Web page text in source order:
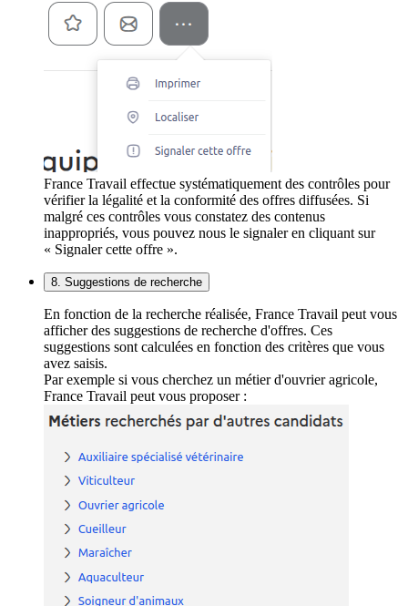
France Travail effectue systématiquement des contrôles pour
vérifier la légalité et la conformité des offres diffusées. Si
malgré ces contrôles vous constatez des contenus
inappropriés, vous pouvez nous le signaler en cliquant sur
« Signaler cette offre ».
8. Suggestions de recherche
En fonction de la recherche réalisée, France Travail peut vous
afficher des suggestions de recherche d'offres. Ces
suggestions sont calculées en fonction des critères que vous
avez saisis.
Par exemple si vous cherchez un métier d'ouvrier agricole,
France Travail peut vous proposer :